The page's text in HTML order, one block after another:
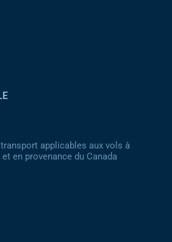
applicables aux vols à
en provenance du Canada